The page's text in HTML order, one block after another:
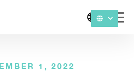
1, 2022